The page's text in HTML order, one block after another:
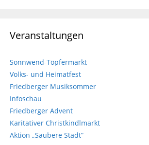
Veranstaltungen
Sonnwend-Töpfermarkt
Volks- und Heimatfest
Friedberger Musiksommer
Infoschau
Friedberger Advent
Karitativer Christkindlmarkt
Aktion „Saubere Stadt“